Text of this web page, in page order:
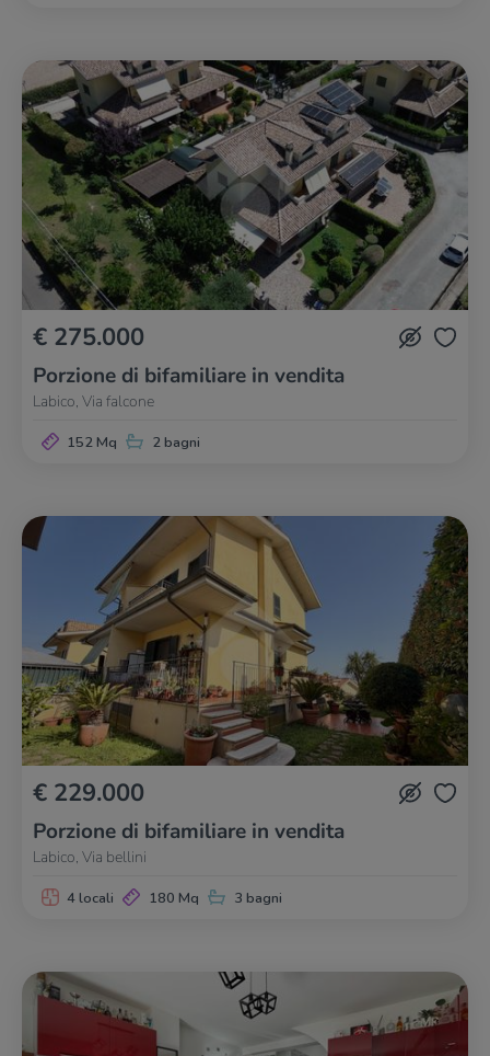
€ 275.000
Porzione di bifamiliare in vendita
Labico, Via falcone
152 Mq 2 bagni
€ 229.000
Porzione di bifamiliare in vendita
Labico, Via bellini
4 locali 180 Mq 3 bagni